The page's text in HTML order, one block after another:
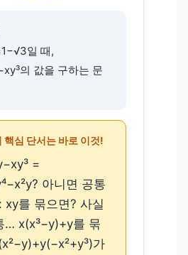
일 때,
의 값을 구하는 문
핵심 단서는 바로 이것!
=
아니면 공통
xy를 묶으면? 사실
… x(x³−y)+y를 묶
가